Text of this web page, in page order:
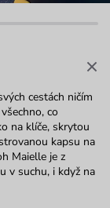
cestách ničím
co
na klíče, skrytou
kapsu na
Maielle je z
v suchu, i když na